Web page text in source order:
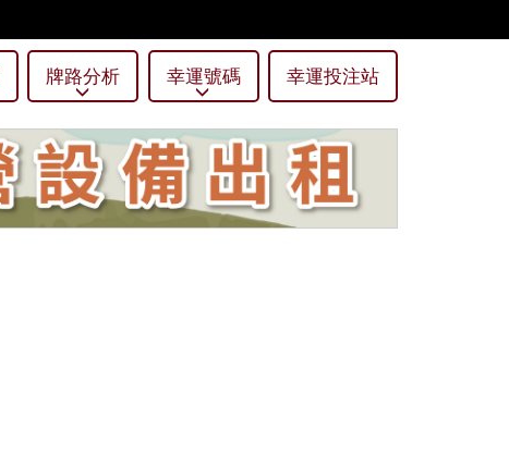
牌路分析 幸運號碼 幸運投注站